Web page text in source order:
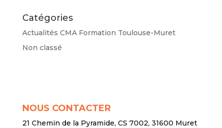
Catégories
Actualités CMA Formation Toulouse-Muret
Non classé
NOUS CONTACTER
21 Chemin de la Pyramide, CS 7002, 31600 Muret